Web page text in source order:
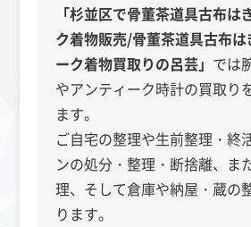
「杉並区で骨董茶道具古布は
ク着物販売/骨董茶道具古布は
ーク着物買取りの呂芸」 では
やアンティーク時計の買取り
ます。
ご自宅の整理や生前整理・終
ンの処分・整理・断捨離、ま
理、そして倉庫や納屋・蔵の
ります。